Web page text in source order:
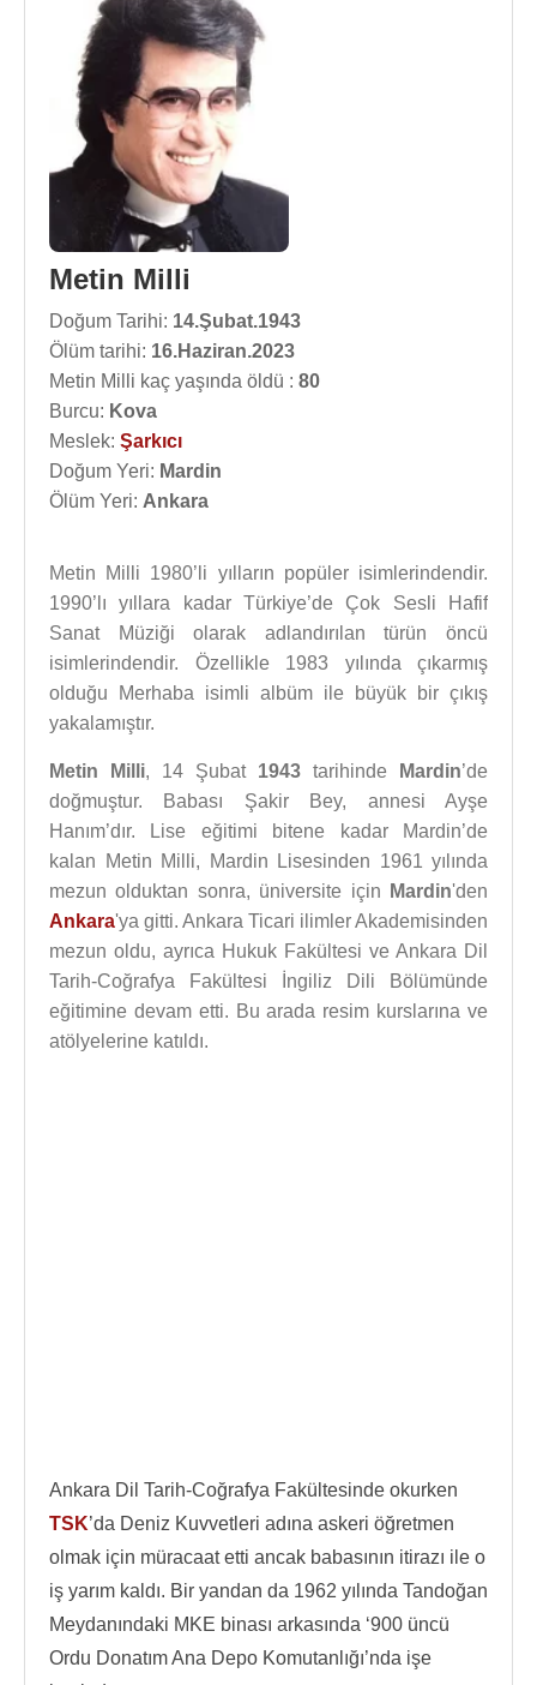
Metin Milli
Doğum Tarihi: 14.Şubat.1943
Ölüm tarihi: 16.Haziran.2023
Metin Milli kaç yaşında öldü : 80
Burcu: Kova
Meslek: Şarkıcı
Doğum Yeri: Mardin
Ölüm Yeri: Ankara
Metin Milli 1980’li yılların popüler isimlerindendir.
1990’lı yıllara kadar Türkiye’de Çok Sesli Hafif
Sanat Müziği olarak adlandırılan türün öncü
isimlerindendir. Özellikle 1983 yılında çıkarmış
olduğu Merhaba isimli albüm ile büyük bir çıkış
yakalamıştır.
Metin Milli, 14 Şubat 1943 tarihinde Mardin’de
doğmuştur. Babası Şakir Bey, annesi Ayşe
Hanım’dır. Lise eğitimi bitene kadar Mardin’de
kalan Metin Milli, Mardin Lisesinden 1961 yılında
mezun olduktan sonra, üniversite için
Mardin'den
Ankara'ya gitti. Ankara Ticari ilimler Akademisinden
mezun oldu, ayrıca Hukuk Fakültesi ve Ankara Dil
Tarih-Coğrafya Fakültesi İngiliz Dili Bölümünde
eğitimine devam etti. Bu arada resim kurslarına ve
atölyelerine katıldı.
Ankara Dil Tarih-Coğrafya Fakültesinde okurken
TSK’da Deniz Kuvvetleri adına askeri öğretmen
olmak için müracaat etti ancak babasının itirazı ile o
iş yarım kaldı. Bir yandan da 1962 yılında Tandoğan
Meydanındaki MKE binası arkasında ‘900 üncü
Ordu Donatım Ana Depo Komutanlığı’nda işe